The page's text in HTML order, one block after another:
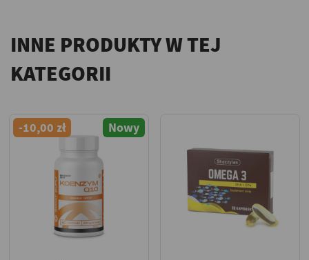
INNE PRODUKTY W TEJ
KATEGORII
Nowy
-10,00 zł